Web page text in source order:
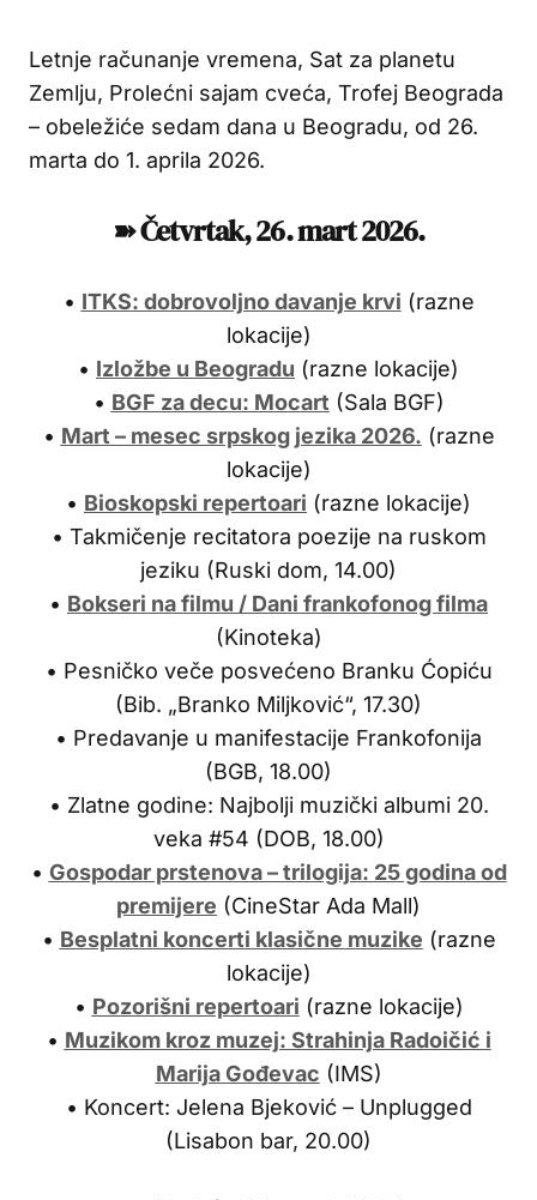
Letnje računanje vremena, Sat za planetu
Zemlju, Prolećni sajam cveća, Trofej Beograda
– obeležiće sedam dana u Beogradu, od 26.
marta do 1. aprila 2026.
➽ Četvrtak, 26. mart 2026.
• ITKS: dobrovoljno davanje krvi (razne
lokacije)
• Izložbe u Beogradu (razne lokacije)
• BGF za decu: Mocart (Sala BGF)
• Mart – mesec srpskog jezika 2026. (razne
lokacije)
• Bioskopski repertoari (razne lokacije)
• Takmičenje recitatora poezije na ruskom
jeziku (Ruski dom, 14.00)
• Bokseri na filmu / Dani frankofonog filma
(Kinoteka)
• Pesničko veče posvećeno Branku Ćopiću
(Bib. „Branko Miljković“, 17.30)
• Predavanje u manifestacije Frankofonija
(BGB, 18.00)
• Zlatne godine: Najbolji muzički albumi 20.
veka #54 (DOB, 18.00)
• Gospodar prstenova – trilogija: 25 godina od
premijere (CineStar Ada Mall)
• Besplatni koncerti klasične muzike (razne
lokacije)
• Pozorišni repertoari (razne lokacije)
• Muzikom kroz muzej: Strahinja Radoičić i
Marija Gođevac (IMS)
• Koncert: Jelena Bjeković – Unplugged
(Lisabon bar, 20.00)